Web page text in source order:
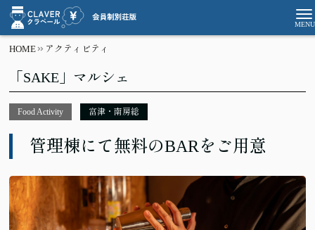
HOME アクティビティ
「SAKE」マルシェ
Food Activity 富津・南房総
管理棟にて無料のBARをご用意